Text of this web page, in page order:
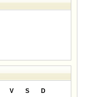
V S
D